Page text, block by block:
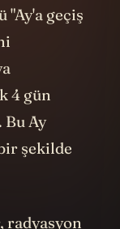
23 saat
geçiş
4 gün
Ay
şekilde